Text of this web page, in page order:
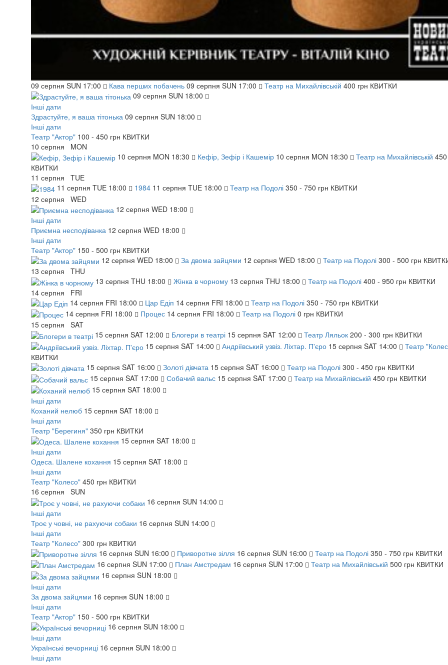
09 серпня SUN 17:00 Кава перших побачень 09 серпня SUN 17:00 Театр на Михайлівській 400 грн КВИТКИ
09 серпня SUN 18:00
Інші дати
Здрастуйте, я ваша тітонька 09 серпня SUN 18:00
Інші дати
Театр "Актор" 100 - 450 грн КВИТКИ
10 серпня MON
10 серпня MON 18:30 Кефір, Зефір і Кашемір 10 серпня MON 18:30 Театр на Михайлівській
КВИТКИ
11 серпня TUE
11 серпня TUE 18:00 1984 11 серпня TUE 18:00 Театр на Подолі 350 - 750 грн КВИТКИ
12 серпня WED
12 серпня WED 18:00
Інші дати
Приємна несподіванка 12 серпня WED 18:00
Інші дати
Театр "Актор" 150 - 500 грн КВИТКИ
12 серпня WED 18:00 За двома зайцями 12 серпня WED 18:00 Театр на Подолі 300 - 500 грн
13 серпня THU
13 серпня THU 18:00 Жінка в чорному 13 серпня THU 18:00 Театр на Подолі 400 - 950 грн КВИТКИ
14 серпня FRI
14 серпня FRI 18:00 Цар Едіп 14 серпня FRI 18:00 Театр на Подолі 350 - 750 грн КВИТКИ
14 серпня FRI 18:00 Процес 14 серпня FRI 18:00 Театр на Подолі 0 грн КВИТКИ
15 серпня SAT
15 серпня SAT 12:00 Блогери в театрі 15 серпня SAT 12:00 Театр Ляльок 200 - 300 грн КВИТКИ
15 серпня SAT 14:00 Андріївський узвіз. Ліхтар. П'єро 15 серпня SAT 14:00
Театр
КВИТКИ
15 серпня SAT 16:00 Золоті дівчата 15 серпня SAT 16:00 Театр на Подолі 300 - 450 грн КВИТКИ
15 серпня SAT 17:00 Собачий вальс 15 серпня SAT 17:00 Театр на Михайлівській 450 грн КВИТКИ
15 серпня SAT 18:00
Інші дати
Коханий нелюб 15 серпня SAT 18:00
Інші дати
Театр "Берегиня" 350 грн КВИТКИ
15 серпня SAT 18:00
Інші дати
Одеса. Шалене кохання 15 серпня SAT 18:00
Інші дати
Театр "Колесо" 450 грн КВИТКИ
16 серпня SUN
16 серпня SUN 14:00
Інші дати
Троє у човні, не рахуючи собаки 16 серпня SUN 14:00
Інші дати
Театр "Колесо" 300 грн КВИТКИ
16 серпня SUN 16:00 Приворотне зілля 16 серпня SUN 16:00 Театр на Подолі 350 - 750 грн КВИТКИ
16 серпня SUN 17:00 План Амстредам 16 серпня SUN 17:00 Театр на Михайлівській 500 грн КВИТКИ
16 серпня SUN 18:00
Інші дати
За двома зайцями 16 серпня SUN 18:00
Інші дати
Театр "Актор" 150 - 500 грн КВИТКИ
16 серпня SUN 18:00
Інші дати
Українські вечорниці 16 серпня SUN 18:00
Інші дати